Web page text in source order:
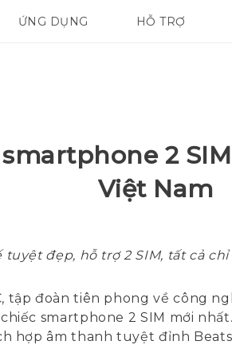
ĐIỆN THOẠI THÔNG MINH
ỨNG DỤNG HỖ TRỢ
smartphone 2
Việt Nam
đẹp, hỗ trợ 2 SIM, tất cả chỉ
tập đoàn tiên phong về công
smartphone 2 SIM mới
hợp âm thanh tuyệt đỉnh